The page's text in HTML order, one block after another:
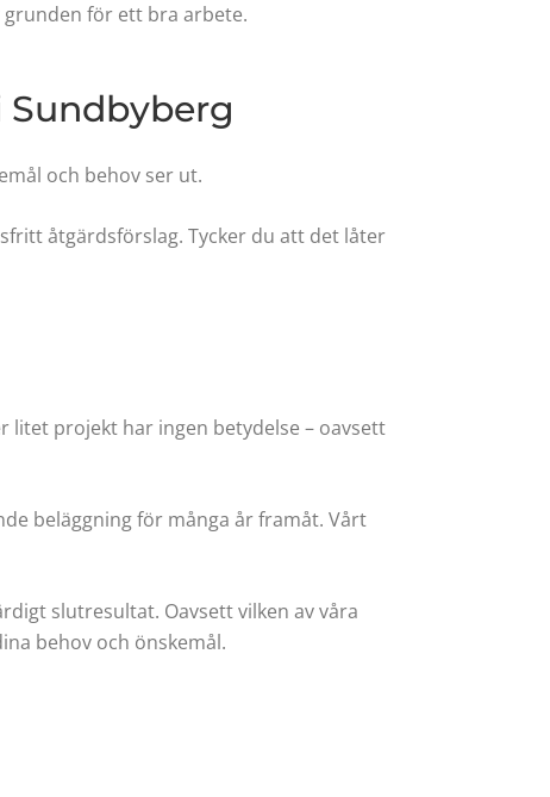
grunden för ett bra arbete.
Sundbyberg
och behov ser ut.
åtgärdsförslag. Tycker du att det låter
litet projekt har ingen betydelse – oavsett
beläggning för många år framåt. Vårt
slutresultat. Oavsett vilken av våra
behov och önskemål.